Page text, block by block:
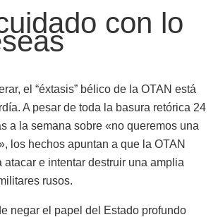
con lo
el “éxtasis” bélico de la OTAN está
A pesar de toda la basura retórica 24
a la semana sobre «no queremos una
los hechos apuntan a que la OTAN
atacar e intentar destruir una amplia
rusos.
negar el papel del Estado profundo